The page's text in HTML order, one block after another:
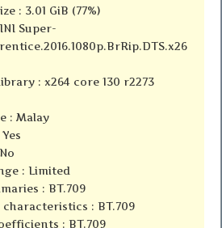
: 3.01 GiB (77%)
Super-
: x264 core 130 r2273
: Malay
: Limited
: BT.709
: BT.709
: BT.709